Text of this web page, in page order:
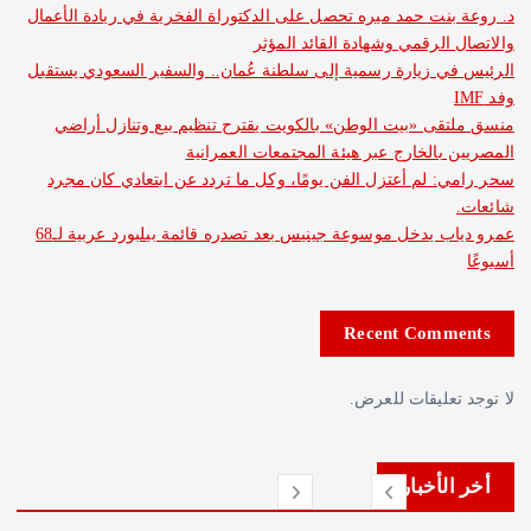
حمد ميره تحصل على الدكتوراة الفخرية في ريادة الأعمال
وشهادة القائد المؤثر
زيارة رسمية إلى سلطنة عُمان.. والسفير السعودي يستقبل
«بيت الوطن» بالكويت يقترح تنظيم بيع وتنازل أراضي
عبر هيئة المجتمعات العمرانية
لم أعتزل الفن يومًا، وكل ما تردد عن ابتعادي كان مجرد
عمرو دياب يدخل موسوعة جينيس بعد تصدره قائمة بيلبورد عربية لـ68
Recent
للعرض.